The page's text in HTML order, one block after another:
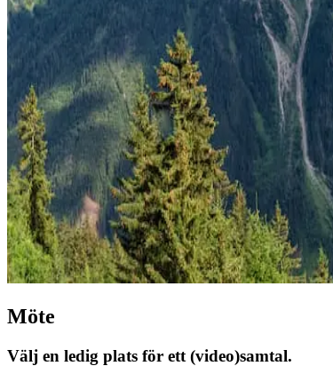
Möte
Välj en ledig plats för ett (video)samtal.